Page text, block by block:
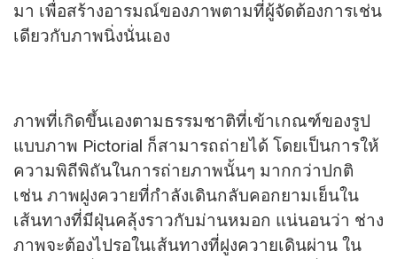
มา เพื่อสร้างอารมณ์ของภาพตามที่ผู้จัดต้องการเช่น
เดียวกับภาพนิ่งนั่นเอง
ภาพที่เกิดขึ้นเองตามธรรมชาติที่เข้าเกณฑ์ของรูป
แบบภาพ Pictorial ก็สามารถถ่ายได้ โดยเป็นการให้
ความพิถีพิถันในการถ่ายภาพนั้นๆ มากกว่าปกติ
เช่น ภาพฝูงควายที่กำลังเดินกลับคอกยามเย็นใน
เส้นทางที่มีฝุ่นคลุ้งราวกับม่านหมอก แน่นอนว่า ช่าง
ภาพจะต้องไปรอในเส้นทางที่ฝูงควายเดินผ่าน ใน